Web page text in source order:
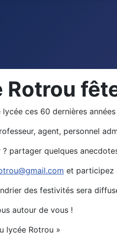
Rotrou
ces 60 dernières années
agent, personnel
partager quelques
et participez
des festivités sera
autour de vous !
lycée Rotrou »